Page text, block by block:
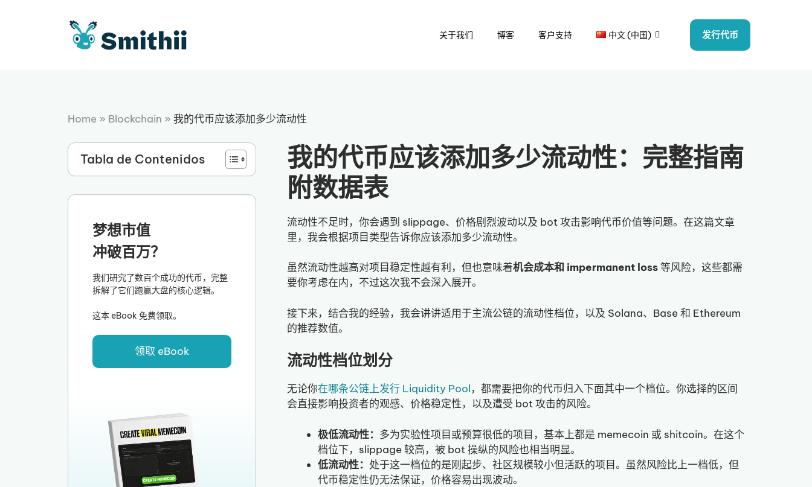
关于我们 博客 客户支持 中文 (中国) 发行代币
Home » Blockchain » 我的代币应该添加多少流动性
Tabla de Contenidos
梦想市值
冲破百万？
我们研究了数百个成功的代币，完整
拆解了它们跑赢大盘的核心逻辑。
这本 eBook 免费领取。
领取 eBook
我的代币应该添加多少流动性：完整指南
附数据表
流动性不足时，你会遇到 slippage、价格剧烈波动以及 bot 攻击影响代币价值等问题。在这篇文章
里，我会根据项目类型告诉你应该添加多少流动性。
虽然流动性越高对项目稳定性越有利，但也意味着机会成本和 impermanent loss等风险，这些都需
要你考虑在内，不过这次我不会深入展开。
接下来，结合我的经验，我会讲讲适用于主流公链的流动性档位，以及 Solana、Base 和 Ethereum
的推荐数值。
流动性档位划分
无论你在哪条公链上发行 Liquidity Pool，都需要把你的代币归入下面其中一个档位。你选择的区间
会直接影响投资者的观感、价格稳定性，以及遭受 bot 攻击的风险。
极低流动性： 多为实验性项目或预算很低的项目，基本上都是 memecoin 或 shitcoin。在这个
档位下，slippage 较高，被 bot 操纵的风险也相当明显。
低流动性： 处于这一档位的是刚起步、社区规模较小但活跃的项目。虽然风险比上一档低，但
代币稳定性仍无法保证，价格容易出现波动。